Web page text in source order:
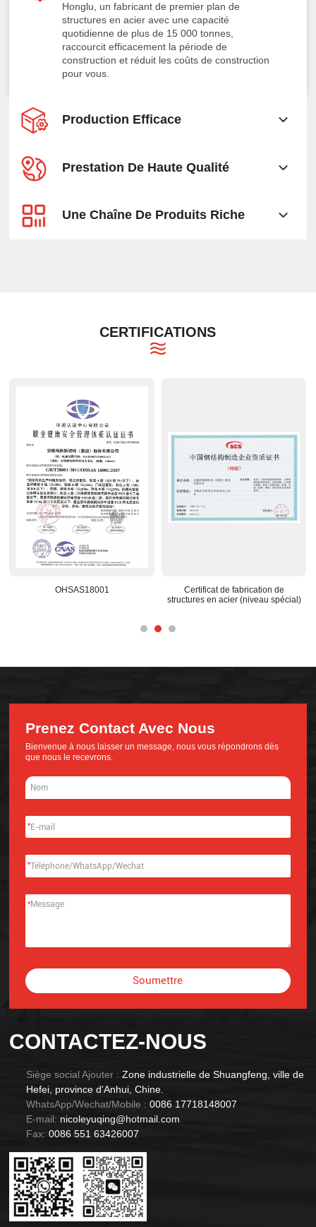
Honglu, un fabricant de premier plan de
structures en acier avec une capacité
quotidienne de plus de 15 000 tonnes,
raccourcit efficacement la période de
construction et réduit les coûts de construction
pour vous.
Production Efficace
Prestation De Haute Qualité
Une Chaîne De Produits Riche
CERTIFICATIONS
OHSAS18001
Certificat de fabrication de
structures en acier (niveau spécial)
CONTACTEZ-NOUS
Siège social Ajouter : Zone industrielle de Shuangfeng, ville de
Hefei, province d'Anhui, Chine.
WhatsApp/Wechat/Mobile : 0086 17718148007
E-mail: nicoleyuqing@hotmail.com
Fax: 0086 551 63426007
Prenez Contact Avec Nous
Bienvenue à nous laisser un message, nous vous répondrons dès
que nous le recevrons.
*
*
*
Soumettre